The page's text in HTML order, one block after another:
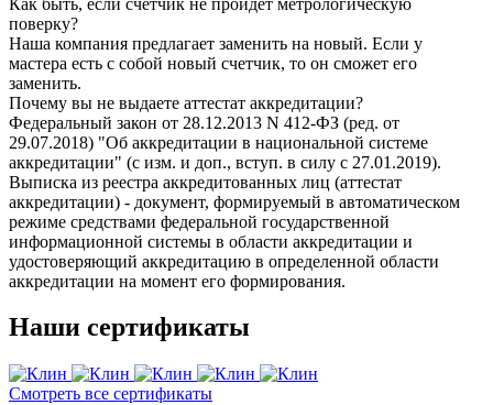
поверку?
Наша компания предлагает заменить на новый. Если у
мастера есть с собой новый счетчик, то он сможет его
заменить.
Почему вы не выдаете аттестат аккредитации?
Федеральный закон от 28.12.2013 N 412-ФЗ (ред. от
29.07.2018) "Об аккредитации в национальной системе
аккредитации" (с изм. и доп., вступ. в силу с 27.01.2019).
Выписка из реестра аккредитованных лиц (аттестат
аккредитации) - документ, формируемый в автоматическом
режиме средствами федеральной государственной
информационной системы в области аккредитации и
удостоверяющий аккредитацию в определенной области
аккредитации на момент его формирования.
Наши сертификаты
Смотреть все сертификаты